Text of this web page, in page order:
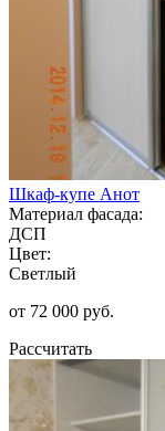
Шкаф-купе Анот
Материал фасада:
ДСП
Цвет:
Светлый
от 72 000 руб.
Рассчитать